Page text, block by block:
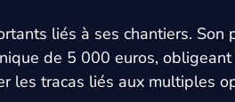
liés à ses chantiers.
de 5 000 euros,
les tracas liés aux multiples